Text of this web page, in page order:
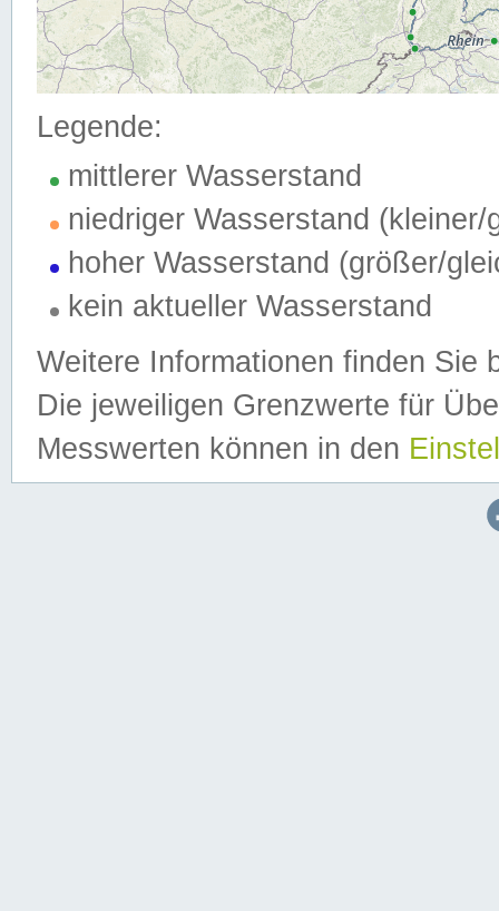
Legende:
mittlerer Wasserstand
niedriger Wasserstand (kleiner/
hoher Wasserstand (größer/
kein aktueller Wasserstand
Weitere Informationen finden Sie
Die jeweiligen Grenzwerte für
Messwerten können in den